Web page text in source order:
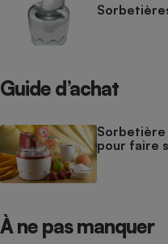
Guide d’achat
Sorbetière
pour faire
À ne pas manquer